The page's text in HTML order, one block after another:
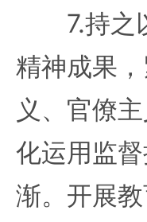
7.持之以
精神成果
义、官僚
化运用监
渐。开展